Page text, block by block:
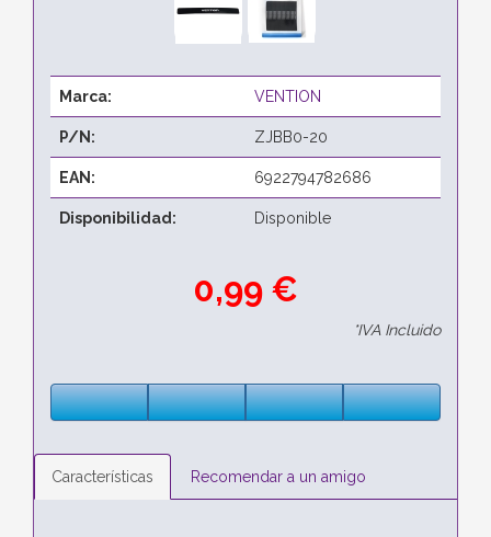
Marca: VENTION
P/N: ZJBB0-20
EAN: 6922794782686
Disponibilidad: Disponible
0,99 €
*IVA Incluido
Características Recomendar a un amigo